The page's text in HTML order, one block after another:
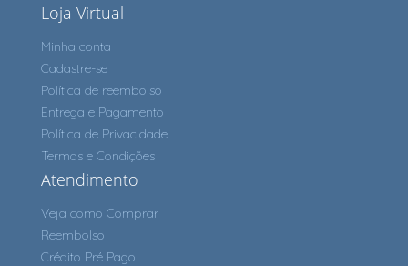
Loja Virtual
Minha conta
Cadastre-se
Política de reembolso
Entrega e Pagamento
Política de Privacidade
Termos e Condições
Atendimento
Veja como Comprar
Reembolso
Crédito Pré Pago